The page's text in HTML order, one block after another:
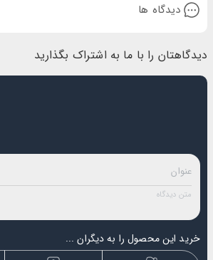
دیدگاه ها
دیدگاهتان را با ما به اشتراک بگذارید
خرید این محصول را به دیگران ...